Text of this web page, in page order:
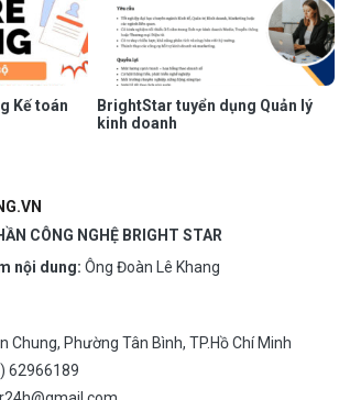
Kế toán
BrightStar tuyển dụng Quản lý
kinh doanh
CÔNG NGHỆ BRIGHT STAR
nội dung: Ông Đoàn Lê Khang
Chung, Phường Tân Bình, TP.Hồ Chí Minh
62966189